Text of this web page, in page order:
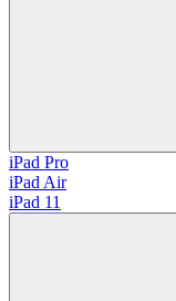
iPad Pro
iPad Air
iPad 11